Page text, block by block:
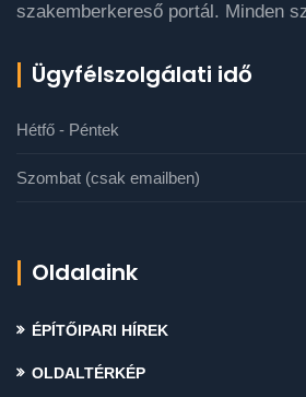
szakemberkereső portál. Minden
Ügyfélszolgálati idő
Hétfő - Péntek
Szombat (csak emailben)
Oldalaink
ÉPÍTŐIPARI HÍREK
OLDALTÉRKÉP